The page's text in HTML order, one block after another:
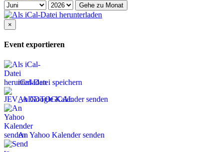
Gehe zu Monat
×
Event exportieren
iCal-Datei speichern
An Google Kalender senden
An Yahoo Kalender senden